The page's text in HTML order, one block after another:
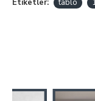
Etiketler: tablo